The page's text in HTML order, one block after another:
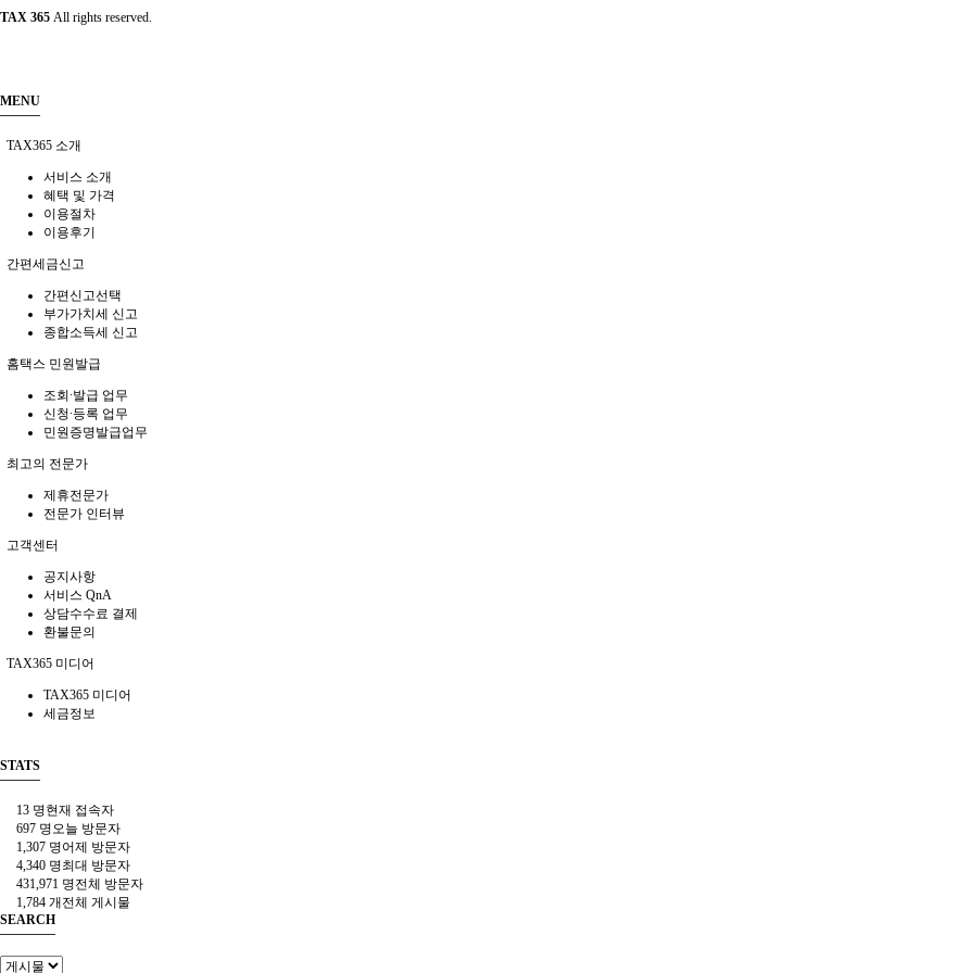
TAX 365 All rights reserved.
MENU
TAX365 소개
서비스 소개
혜택 및 가격
이용절차
이용후기
간편세금신고
간편신고선택
부가가치세 신고
종합소득세 신고
홈택스 민원발급
조회∙발급 업무
신청∙등록 업무
민원증명발급업무
최고의 전문가
제휴전문가
전문가 인터뷰
고객센터
공지사항
서비스 QnA
상담수수료 결제
환불문의
TAX365 미디어
TAX365 미디어
세금정보
STATS
13 명현재 접속자
697 명 오늘 방문자
1,307 명어제 방문자
4,340 명최대 방문자
431,971 명전체 방문자
1,784 개전체 게시물
SEARCH